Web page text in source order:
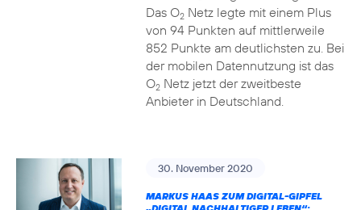
Das O2Netz legte mit einem Plus
von 94 Punkten auf mittlerweile
852 Punkte am deutlichsten zu. Bei
der mobilen Datennutzung ist das
O2Netz jetzt der zweitbeste
Anbieter in Deutschland.
30. November 2020
MARKUS HAAS ZUM DIGITAL-GIPFEL